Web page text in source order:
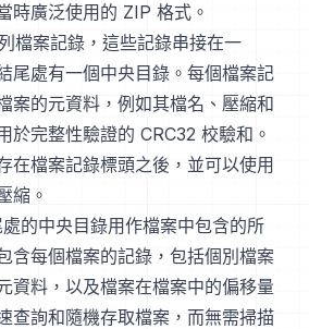
時廣泛使用的 ZIP 格式。
檔案記錄，這些記錄串接在一
尾處有一個中央目錄。每個檔案記
案的元資料，例如其檔名、壓縮和
於完整性驗證的 CRC32 校驗和。
在檔案記錄標頭之後，並可以使用
縮。
的中央目錄用作檔案中包含的所
含每個檔案的記錄，包括個別檔案
資料，以及檔案在檔案中的偏移量
查詢和隨機存取檔案，而無需掃描